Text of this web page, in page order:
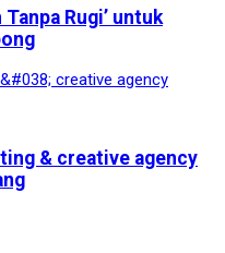
Rugi’ untuk
& creative agency